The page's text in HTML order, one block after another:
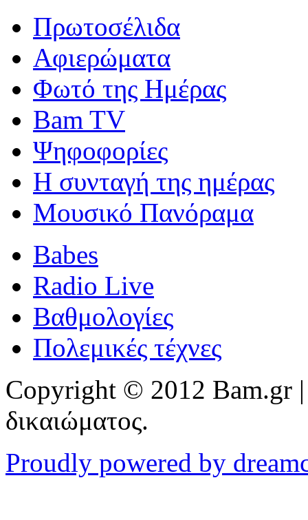
Πρωτοσέλιδα
Αφιερώματα
Φωτό της Ημέρας
Bam TV
Ψηφοφορίες
Η συνταγή της ημέρας
Μουσικό Πανόραμα
Babes
Radio Live
Βαθμολογίες
Πολεμικές τέχνες
Copyright © 2012 Bam.gr |
δικαιώματος.
Proudly powered by